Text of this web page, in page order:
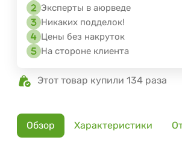
Эксперты в аюрведе
Никаких подделок!
Цены без накруток
На стороне клиента
Этот товар купили 134 раза
Обзор Характеристики